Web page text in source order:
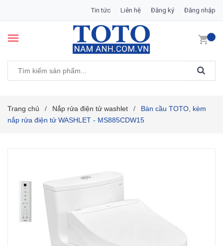
Tin tức Liên hệ Đăng ký Đăng nhập
Trang chủ / Nắp rửa điện tử washlet /
Bàn cầu TOTO, kèm
nắp rửa điện tử WASHLET - MS885CDW15